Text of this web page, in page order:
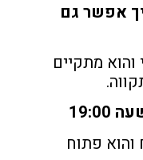
אפשר גם
מתקיים
של 150 ש"ח והוא פתוח